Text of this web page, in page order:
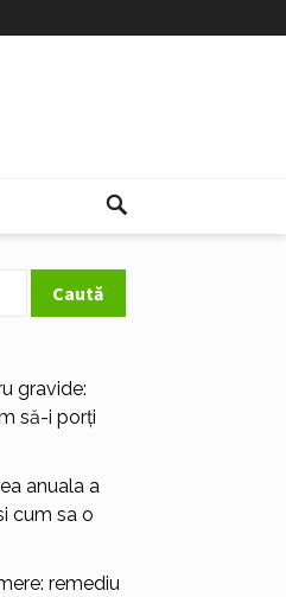
gravide:
să-i porți
anuala a
cum sa o
remediu